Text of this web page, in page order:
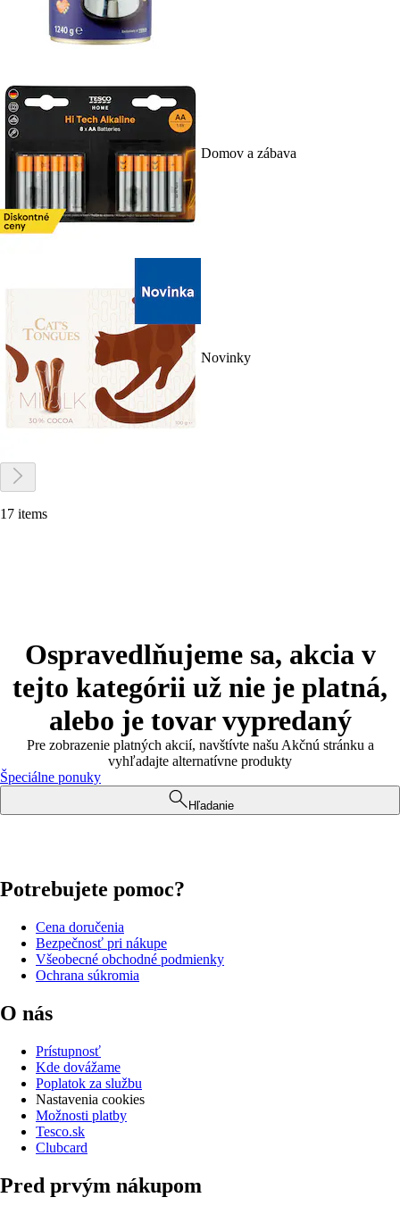
Domov a zábava
Novinky
17 items
Ospravedlňujeme sa, akcia v
tejto kategórii už nie je platná,
alebo je tovar vypredaný
Pre zobrazenie platných akcií, navštívte našu Akčnú stránku a
vyhľadajte alternatívne produkty
Špeciálne ponuky
Hľadanie
Potrebujete pomoc?
Cena doručenia
Bezpečnosť pri nákupe
Všeobecné obchodné podmienky
Ochrana súkromia
O nás
Prístupnosť
Kde dovážame
Poplatok za službu
Nastavenia cookies
Možnosti platby
Tesco.sk
Clubcard
Pred prvým nákupom